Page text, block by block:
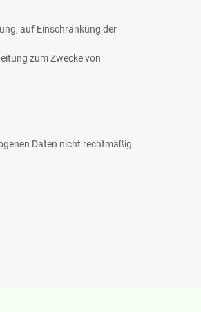
auf Einschränkung der
zum Zwecke von
Daten nicht rechtmäßig